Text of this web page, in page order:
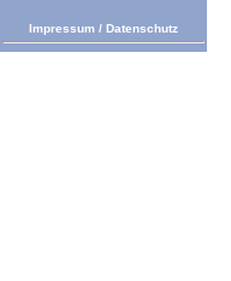
Impressum / Datenschutz